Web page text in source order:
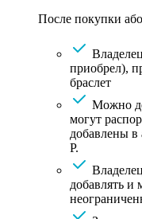
После покупки
приобрел),
браслет
Можно
могут
добавлены в
Р.
добавлять и